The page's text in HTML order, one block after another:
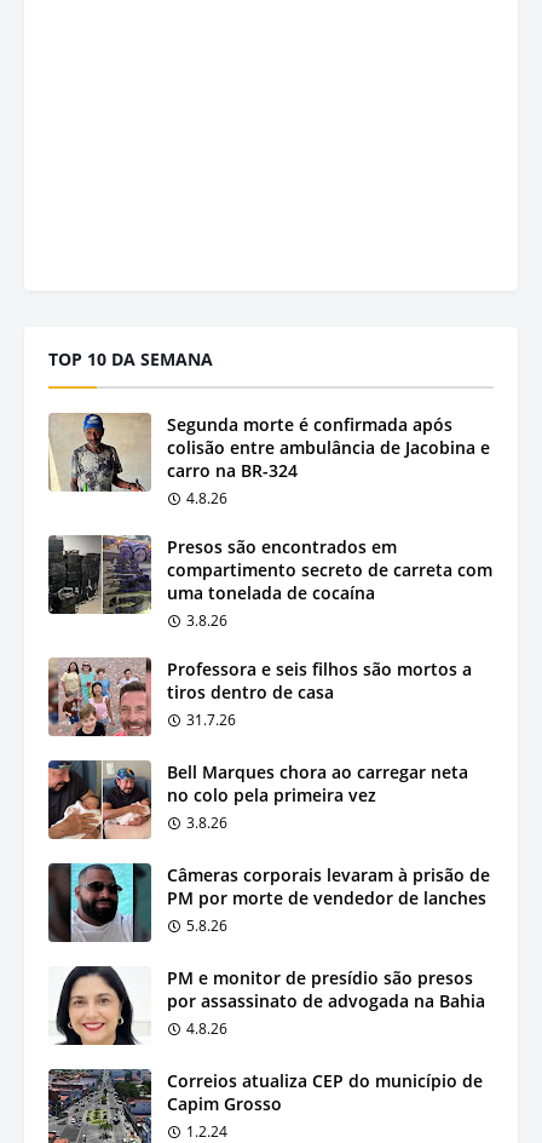
TOP 10 DA SEMANA
Segunda morte é confirmada após
colisão entre ambulância de Jacobina e
carro na BR-324
4.8.26
Presos são encontrados em
compartimento secreto de carreta com
uma tonelada de cocaína
3.8.26
Professora e seis filhos são mortos a
tiros dentro de casa
31.7.26
Bell Marques chora ao carregar neta
no colo pela primeira vez
3.8.26
Câmeras corporais levaram à prisão de
PM por morte de vendedor de lanches
5.8.26
PM e monitor de presídio são presos
por assassinato de advogada na Bahia
4.8.26
Correios atualiza CEP do município de
Capim Grosso
1.2.24